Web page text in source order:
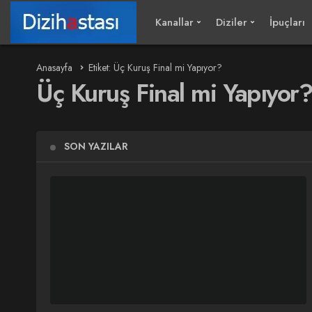
Kanallar Diziler İpuçları
Anasayfa Etiket: Üç Kuruş Final mi Yapıyor?
Üç Kuruş Final mi Yapıyor?
SON YAZILAR